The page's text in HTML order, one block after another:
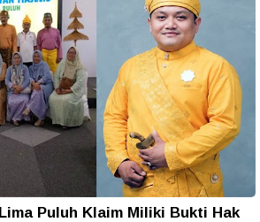
Puluh Klaim Miliki Bukti Hak